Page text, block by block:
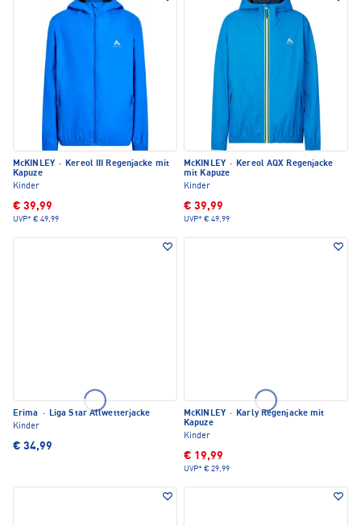
McKINLEY · Kereol III Regenjacke mit
Kapuze
Kinder
€ 39,99
UVP* € 49,99
McKINLEY · Kereol AQX Regenjacke
mit Kapuze
Kinder
€ 39,99
UVP* € 49,99
Erima · Liga Star Allwetterjacke
Kinder
€ 34,99
McKINLEY · Karly Regenjacke mit
Kapuze
Kinder
€ 19,99
UVP* € 29,99